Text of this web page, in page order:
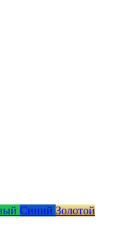
Синий Золотой